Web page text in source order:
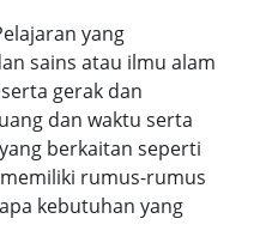
yang
sains atau ilmu alam
gerak dan
dan waktu serta
berkaitan seperti
rumus-rumus
kebutuhan yang